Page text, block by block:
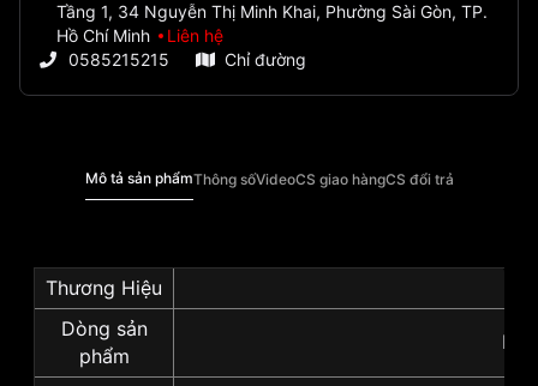
Tầng 1, 34 Nguyễn Thị Minh Khai, Phường Sài Gòn, TP.
Hồ Chí Minh
Liên hệ
0585215215
Chỉ đường
Mô tả sản phẩmThông sốVideoCS giao hàngCS đổi trả
Thương Hiệu
Dòng sản
phẩm